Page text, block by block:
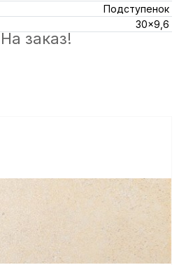
Подступенок
30x9,6
На заказ!